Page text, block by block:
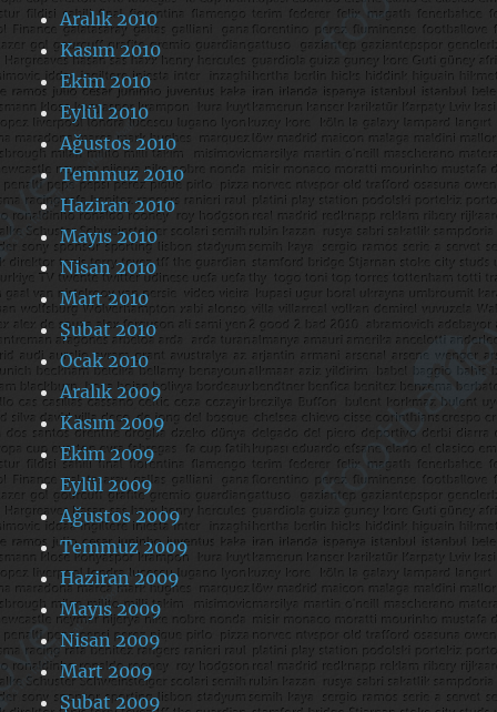
Aralık 2010
Kasım 2010
Ekim 2010
Eylül 2010
Ağustos 2010
Temmuz 2010
Haziran 2010
Mayıs 2010
Nisan 2010
Mart 2010
Şubat 2010
Ocak 2010
Aralık 2009
Kasım 2009
Ekim 2009
Eylül 2009
Ağustos 2009
Temmuz 2009
Haziran 2009
Mayıs 2009
Nisan 2009
Mart 2009
Şubat 2009